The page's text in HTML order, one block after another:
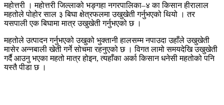
महोत्तरी । महोत्तरी जिल्लाको भङ्गहा नगरपालिका–४ का किसान हीरालाल
महतोले पोहोर साल ३ बिघा क्षेत्रफलमा उखुखेती गर्नुभएको थियो । तर
यसपाली एक बिघामा मात्र उखुखेती गर्नुभएको छ ।
महतोले उत्पादन गर्नुभएको उखुको भुक्तानी हालसम्म नपाउदा उहाँले उखुखेती
मासेर अन्नबाली खेती गर्ने सोचमा रहनुएको छ । विगत लामो समयदेखि उखुखेती
गर्दै आउनु भएका महतो मात्र होइन, त्यहाँका अर्का किसान धनेसी महतोको पनि
यस्तै पीडा छ ।